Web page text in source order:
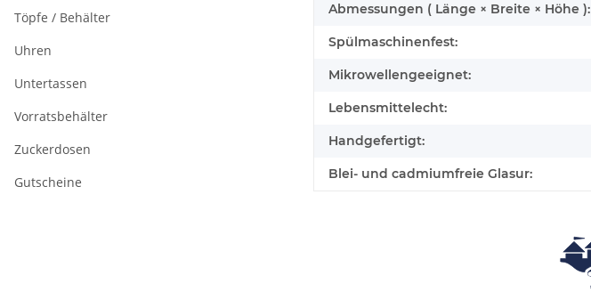
Abmessungen ( Länge × Breite × Höhe ):
Spülmaschinenfest:
Mikrowellengeeignet:
Lebensmittelecht:
Handgefertigt:
Blei- und cadmiumfreie Glasur:
Töpfe / Behälter
Uhren
Untertassen
Vorratsbehälter
Zuckerdosen
Gutscheine